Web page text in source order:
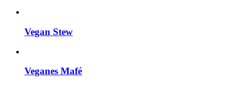
Vegan Stew
Veganes Mafé